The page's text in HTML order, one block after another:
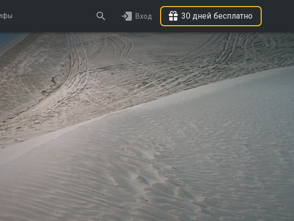
Вход 30 дней бесплатно